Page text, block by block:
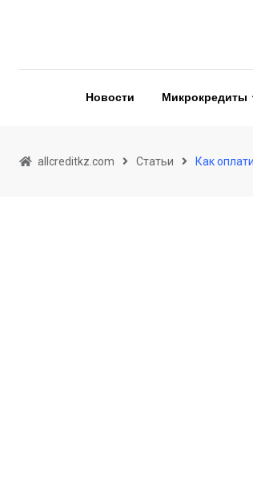
Новости Микрокредиты
allcreditkz.com Статьи Как